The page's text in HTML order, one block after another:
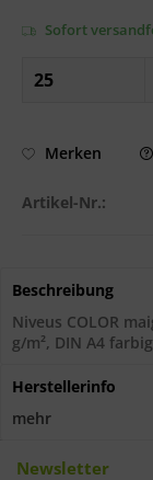
Sofort
Merken
Artikel-Nr.:
Beschreibung
Niveus COLOR
g/m², DIN A4
Herstellerinfo
mehr
Newsletter